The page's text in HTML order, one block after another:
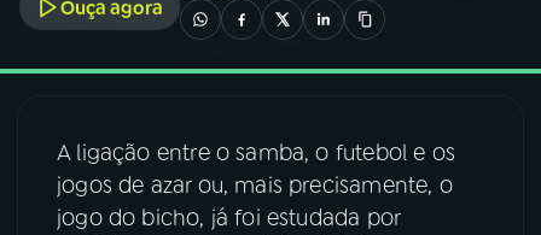
04PROGRAMAS
Ouça agora
A ligação entre o samba, o futebol e os
jogos de azar ou, mais precisamente, o
jogo do bicho, já foi estudada por